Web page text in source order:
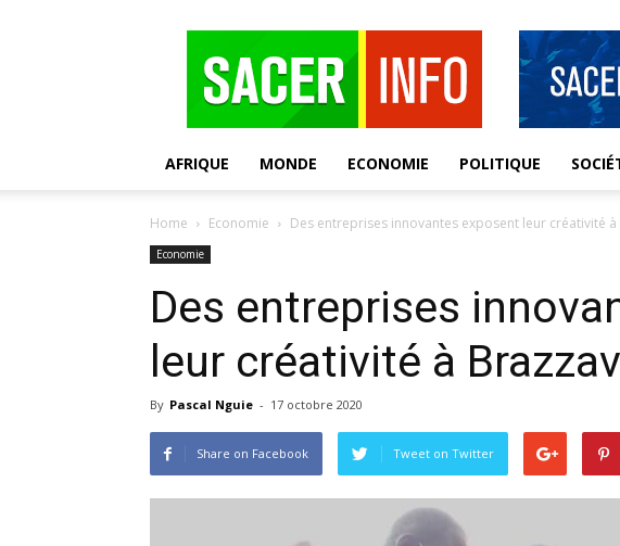
AFRIQUE MONDE ECONOMIE POLITIQUE
Home Economie Des entreprises innovantes exposent leur créativité à
Economie
Des entreprises
leur créativité à
By Pascal Nguie - 17 octobre 2020
Share on Facebook Tweet on Twitter